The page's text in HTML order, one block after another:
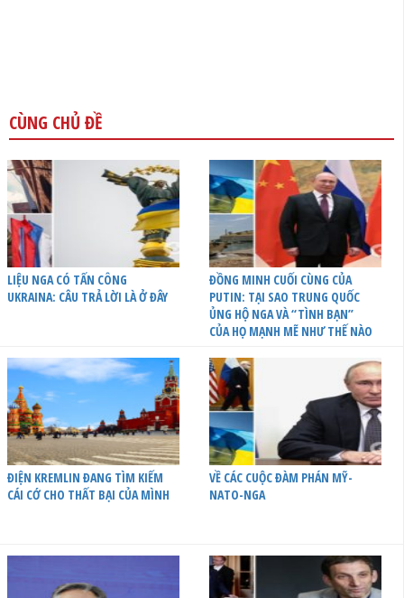
CÙNG CHỦ ĐỀ
LIỆU NGA CÓ TẤN CÔNG
UKRAINA: CÂU TRẢ LỜI LÀ Ở ĐÂY
ĐỒNG MINH CUỐI CÙNG CỦA
PUTIN: TẠI SAO TRUNG QUỐC
ỦNG HỘ NGA VÀ “TÌNH BẠN”
CỦA HỌ MẠNH MẼ NHƯ THẾ NÀO
ĐIỆN KREMLIN ĐANG TÌM KIẾM
CÁI CỚ CHO THẤT BẠI CỦA MÌNH
VỀ CÁC CUỘC ĐÀM PHÁN MỸ-
NATO-NGA